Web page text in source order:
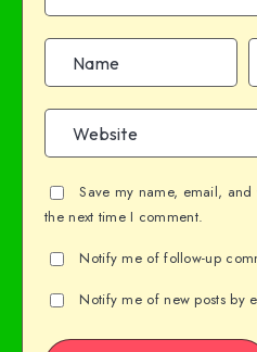
Save my name, email,
the next time I comment.
Notify me of follow-up
Notify me of new posts by